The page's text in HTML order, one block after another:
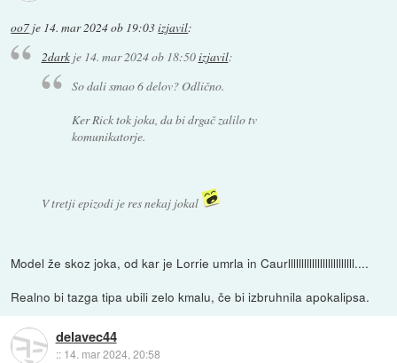
oo7 je 14. mar 2024 ob 19:03izjavil:
2darkje 14. mar 2024 ob 18:50izjavil:
So dali smao 6 delov? Odlično.
Ker Rick tok joka, da bi drgač zalilo tv
komunikatorje.
V tretji epizodi je res nekaj jokal
Model že skoz joka, od kar je Lorrie umrla in Caurlllllllllllllllllllllllll....
Realno bi tazga tipa ubili zelo kmalu, če bi izbruhnila apokalipsa.
delavec44
:: 14. mar 2024, 20:58